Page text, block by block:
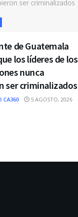
de Guatemala
los líderes de los
nunca
ser criminalizados
CA360 5 AGOSTO, 2026